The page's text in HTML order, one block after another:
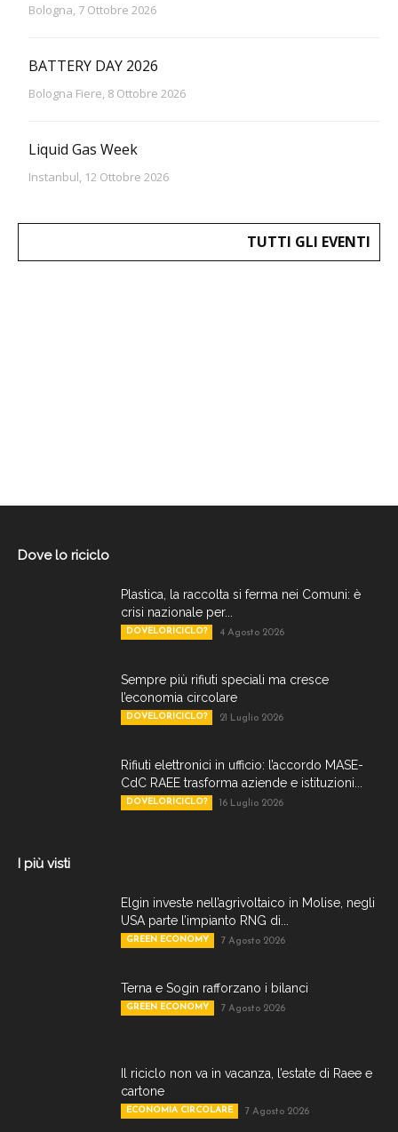
Bologna, 7 Ottobre 2026
BATTERY DAY 2026
Bologna Fiere, 8 Ottobre 2026
Liquid Gas Week
Instanbul, 12 Ottobre 2026
TUTTI GLI EVENTI
Dove lo riciclo
Plastica, la raccolta si ferma nei Comuni: è
crisi nazionale per...
DOVELORICICLO? 4 Agosto 2026
Sempre più rifiuti speciali ma cresce
l’economia circolare
DOVELORICICLO? 21 Luglio 2026
Rifiuti elettronici in ufficio: l’accordo MASE-
CdC RAEE trasforma aziende e istituzioni...
DOVELORICICLO? 16 Luglio 2026
I più visti
Elgin investe nell’agrivoltaico in Molise, negli
USA parte l’impianto RNG di...
GREEN ECONOMY 7 Agosto 2026
Terna e Sogin rafforzano i bilanci
GREEN ECONOMY 7 Agosto 2026
Il riciclo non va in vacanza, l’estate di Raee e
cartone
ECONOMIA CIRCOLARE 7 Agosto 2026